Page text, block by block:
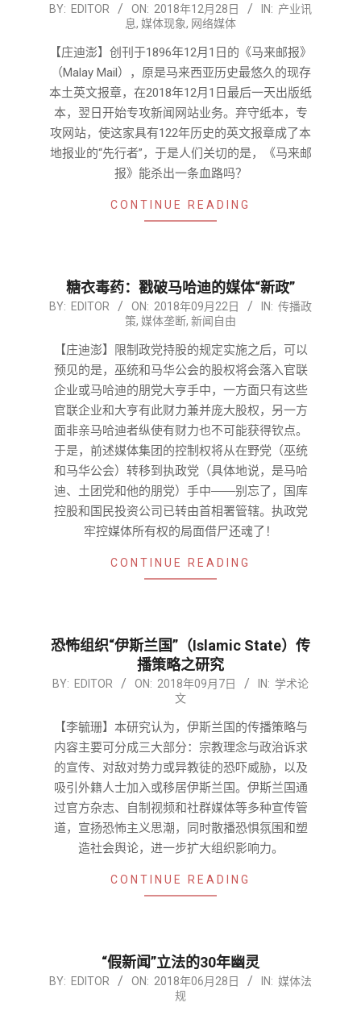
2018-
28
BY: EDITOR ON: 2018年12月28日 IN: 产业讯
息, 媒体现象, 网络媒体
【庄迪澎】创刊于1896年12月1日的《马来邮报》
（Malay Mail），原是马来西亚历史最悠久的现存
本土英文报章，在2018年12月1日最后一天出版纸
本，翌日开始专攻新闻网站业务。弃守纸本，专
攻网站，使这家具有122年历史的英文报章成了本
地报业的“先行者”，于是人们关切的是，《马来邮
报》能杀出一条血路吗？
CONTINUE READING
糖衣毒药：戳破马哈迪的媒体“新政”
2018-
BY: EDITOR ON: 2018年09月22日 IN: 传播政
策, 媒体垄断, 新闻自由
【庄迪澎】限制政党持股的规定实施之后，可以
预见的是，巫统和马华公会的股权将会落入官联
企业或马哈迪的朋党大亨手中，一方面只有这些
官联企业和大亨有此财力兼并庞大股权，另一方
面非亲马哈迪者纵使有财力也不可能获得钦点。
于是，前述媒体集团的控制权将从在野党（巫统
和马华公会）转移到执政党（具体地说，是马哈
迪、土团党和他的朋党）手中――别忘了，国库
控股和国民投资公司已转由首相署管辖。执政党
牢控媒体所有权的局面借尸还魂了！
CONTINUE READING
恐怖组织“伊斯兰国”（Islamic State）传
播策略之研究
2018-
BY: EDITOR ON: 2018年09月7日 IN: 学术论
文
【李毓珊】本研究认为，伊斯兰国的传播策略与
内容主要可分成三大部分：宗教理念与政治诉求
的宣传、对敌对势力或异教徒的恐吓威胁，以及
吸引外籍人士加入或移居伊斯兰国。伊斯兰国通
过官方杂志、自制视频和社群媒体等多种宣传管
道，宣扬恐怖主义思潮，同时散播恐惧氛围和塑
造社会舆论，进一步扩大组织影响力。
CONTINUE READING
“假新闻”立法的30年幽灵
2018-
BY: EDITOR ON: 2018年06月28日 IN: 媒体法
规